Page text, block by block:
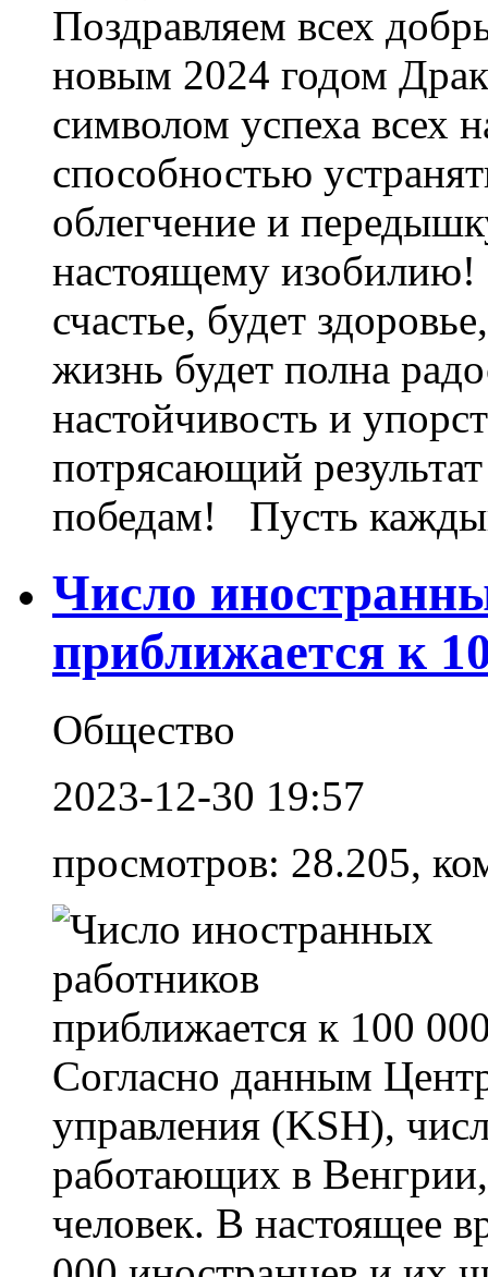
Поздравляем всех
новым 2024 годом
символом успеха всех
способностью
облегчение и
настоящему
счастье, будет
жизнь будет полна
настойчивость и
потрясающий
победам! Пусть
Число
приближается к
Общество
2023-12-30 19:57
просмотров: 28.205,
Согласно данным
управления (KSH),
работающих в
человек. В настоящее